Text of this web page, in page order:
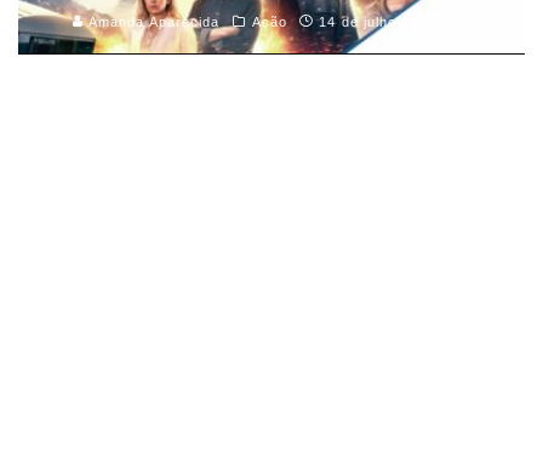
Amanda Aparecida Ação 14 de julho de 2023